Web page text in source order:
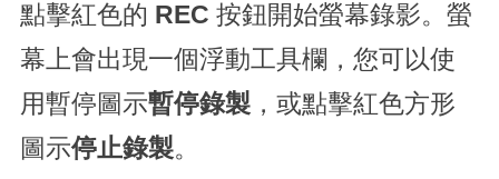
點擊紅色的 REC 按鈕開始螢幕錄影。螢
幕上會出現一個浮動工具欄，您可以使
用暫停圖示暫停錄製，或點擊紅色方形
圖示停止錄製。